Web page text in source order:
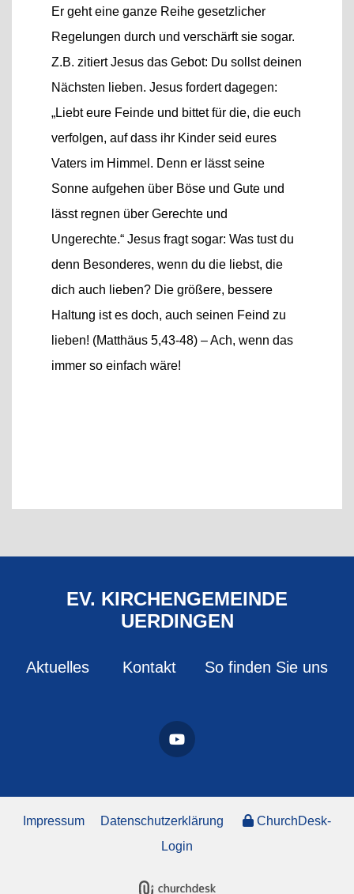
Er geht eine ganze Reihe gesetzlicher
Regelungen durch und verschärft sie sogar.
Z.B. zitiert Jesus das Gebot: Du sollst deinen
Nächsten lieben. Jesus fordert dagegen:
„Liebt eure Feinde und bittet für die, die euch
verfolgen, auf dass ihr Kinder seid eures
Vaters im Himmel. Denn er lässt seine
Sonne aufgehen über Böse und Gute und
lässt regnen über Gerechte und
Ungerechte.“ Jesus fragt sogar: Was tust du
denn Besonderes, wenn du die liebst, die
dich auch lieben? Die größere, bessere
Haltung ist es doch, auch seinen Feind zu
lieben! (Matthäus 5,43-48) – Ach, wenn das
immer so einfach wäre!
EV. KIRCHENGEMEINDE
UERDINGEN
Aktuelles Kontakt So finden Sie uns
Impressum Datenschutzerklärung
ChurchDesk-
Login